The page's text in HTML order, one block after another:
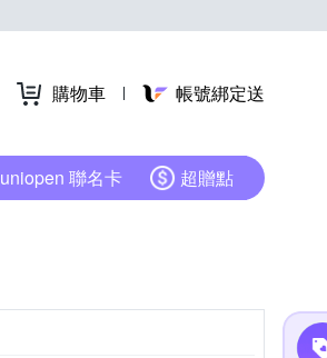
購物車 帳號綁定送
uniopen 聯名卡 超贈點